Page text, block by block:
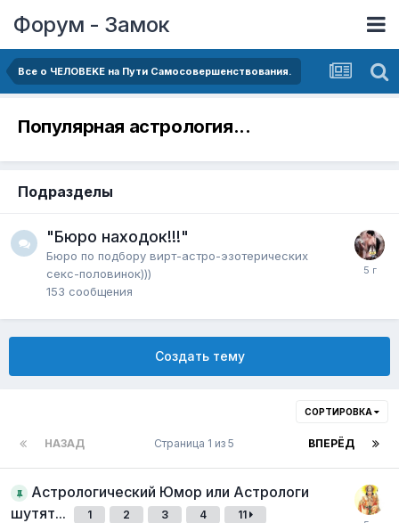
Форум - Замок
Все о ЧЕЛОВЕKЕ на Пути Самосовершенствования.
Популярная астрология...
Подразделы
"Бюро находок!!!"
Бюро по подбору вирт-астро-эзотерических
секс-половинок)))
153 сообщения
Создать тему
СОРТИРОВКА
НАЗАД ВПЕРЁД
Страница 1 из 5
Астрологический Юмор или Астрологи
шутят...
1 2 3 4 11